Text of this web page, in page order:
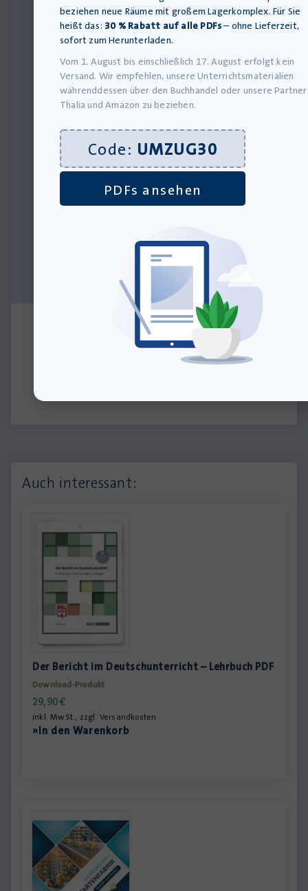
Im Schuldienst
arbeitet sie
vorwiegend mit
ein besonderes
Interesse daran,
Tafelbilder und
Merkblätter mit
anschaulicher zu
gestalten. Frau
Küsters begleitet
Ausbildungsberater
in Studierende bei
ihrem ISP
(interdisziplinäre
Schulpraxis).
Alle
Materialien
von Silke
Küsters
Auch interessant:
Der Bericht im Deutschunterricht – Lehrbuch PDF
Download-Produkt
29,90€
inkl. MwSt., zzgl. Versandkosten
»In den Warenkorb
beziehen neue Räume mit großem Lagerkomplex. Für Sie
heißt das: 30 % Rabatt auf alle PDFs– ohne Lieferzeit,
sofort zum Herunterladen.
Vom 1. August bis einschließlich 17. August erfolgt kein
Versand. Wir empfehlen, unsere Unterrichtsmaterialien
währenddessen über den Buchhandel oder unsere Partner
Thalia und Amazon zu beziehen.
Code: UMZUG30
PDFs ansehen